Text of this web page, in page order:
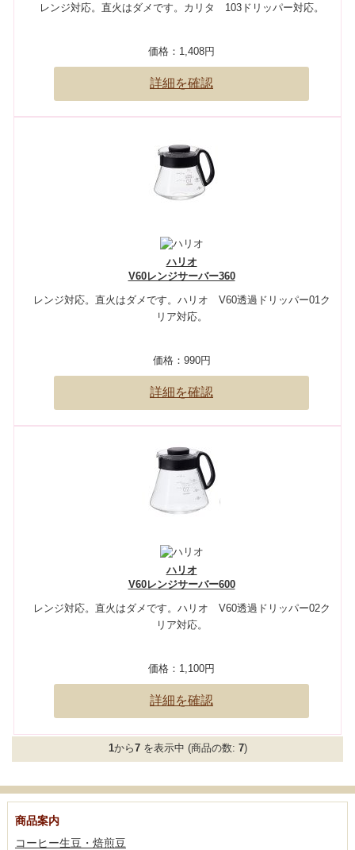
レンジ対応。直火はダメです。カリタ 103ドリッパー対応。
価格： 1,408円
詳細を確認
ハリオ
V60レンジサーバー360
レンジ対応。直火はダメです。ハリオ V60透過ドリッパー01ク
リア対応。
価格： 990円
詳細を確認
ハリオ
V60レンジサーバー600
レンジ対応。直火はダメです。ハリオ V60透過ドリッパー02ク
リア対応。
価格： 1,100円
詳細を確認
1から7を表示中 (商品の数: 7)
商品案内
コーヒー生豆・焙煎豆